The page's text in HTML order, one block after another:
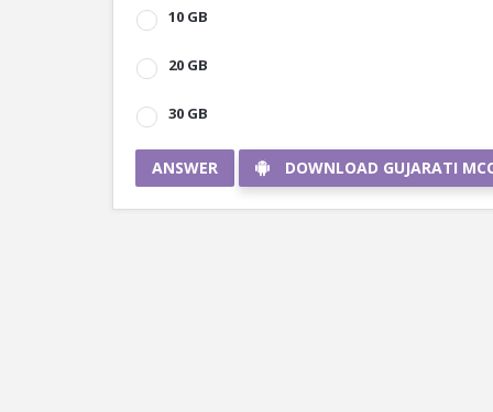
10 GB
20 GB
30 GB
ANSWER DOWNLOAD GUJARATI